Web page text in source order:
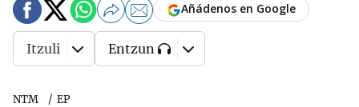
NTM EP
Añádenos en Google
Itzuli Entzun